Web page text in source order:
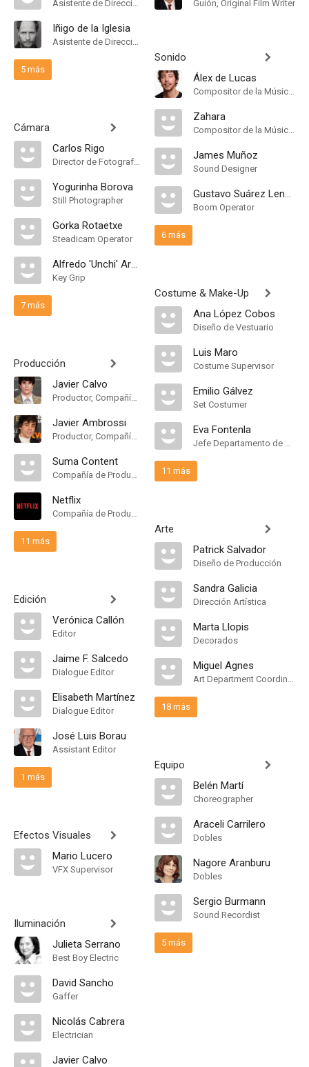
Asistente de Dirección
Iñigo de la Iglesia
Asistente de Dirección
5 más
Cámara
Carlos Rigo
Director de Fotografía, "A" Camera Operator
Yogurinha Borova
Still Photographer
Gorka Rotaetxe
Steadicam Operator
Alfredo 'Unchi' Arcos
Key Grip
7 más
Producción
Javier Calvo
Productor, Compañía de Produccion
Javier Ambrossi
Productor, Compañía de Produccion
Suma Content
Compañía de Produccion
Netflix
Compañía de Produccion
11 más
Edición
Verónica Callón
Editor
Jaime F. Salcedo
Dialogue Editor
Elisabeth Martínez
Dialogue Editor
José Luis Borau
Assistant Editor
1 más
Efectos Visuales
Mario Lucero
VFX Supervisor
Iluminación
Julieta Serrano
Best Boy Electric
David Sancho
Gaffer
Nicolás Cabrera
Electrician
Javier Calvo
Guión, Original Film Writer
Sonido
Álex de Lucas
Compositor de la Música Original
Zahara
Compositor de la Música Original, Songs
James Muñoz
Sound Designer
Gustavo Suárez Lendoiro
Boom Operator
6 más
Costume & Make-Up
Ana López Cobos
Diseño de Vestuario
Luis Maro
Costume Supervisor
Emilio Gálvez
Set Costumer
Eva Fontenla
Jefe Departamento de Maquillaje
11 más
Arte
Patrick Salvador
Diseño de Producción
Sandra Galicia
Dirección Artística
Marta Llopis
Decorados
Miguel Agnes
Art Department Coordinator
18 más
Equipo
Belén Martí
Choreographer
Araceli Carrilero
Dobles
Nagore Aranburu
Dobles
Sergio Burmann
Sound Recordist
5 más